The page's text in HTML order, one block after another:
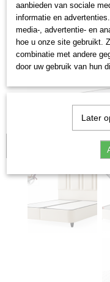
aanbieden van sociale
informatie en
media-, advertentie- en
hoe u onze site gebruikt.
combinatie met andere
door uw gebruik van hun
Later